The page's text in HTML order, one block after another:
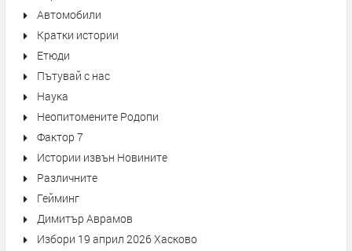
Автомобили
Кратки истории
Етюди
Пътувай с нас
Наука
Неопитомените Родопи
Фактор 7
Истории извън Новините
Различните
Гейминг
Димитър Аврамов
Избори 19 април 2026 Хасково